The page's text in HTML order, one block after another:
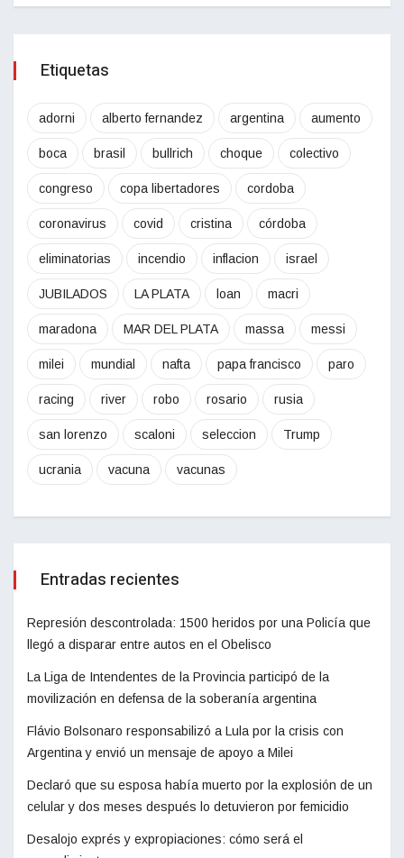
Etiquetas
adorni alberto fernandez argentina aumento
boca brasil bullrich choque colectivo
congreso copa libertadores cordoba
coronavirus covid cristina córdoba
eliminatorias incendio inflacion israel
JUBILADOS LA PLATA loan macri
maradona MAR DEL PLATA massa messi
milei mundial nafta papa francisco paro
racing river robo rosario rusia
san lorenzo scaloni seleccion Trump
ucrania vacuna vacunas
Entradas recientes
Represión descontrolada: 1500 heridos por una Policía que
llegó a disparar entre autos en el Obelisco
La Liga de Intendentes de la Provincia participó de la
movilización en defensa de la soberanía argentina
Flávio Bolsonaro responsabilizó a Lula por la crisis con
Argentina y envió un mensaje de apoyo a Milei
Declaró que su esposa había muerto por la explosión de un
celular y dos meses después lo detuvieron por femicidio
Desalojo exprés y expropiaciones: cómo será el